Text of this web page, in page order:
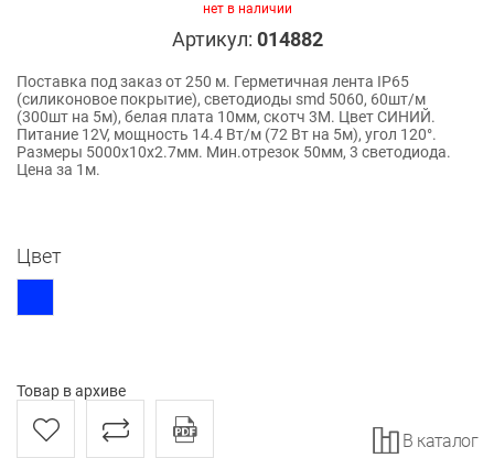
нет в наличии
Артикул: 014882
Поставка под заказ от 250 м. Герметичная лента IP65
(силиконовое покрытие), светодиоды smd 5060, 60шт/м
(300шт на 5м), белая плата 10мм, скотч 3М. Цвет СИНИЙ.
Питание 12V, мощность 14.4 Вт/м (72 Вт на 5м), угол 120°.
Размеры 5000х10x2.7мм. Мин.отрезок 50мм, 3 светодиода.
Цена за 1м.
Цвет
Товар в архиве
В каталог